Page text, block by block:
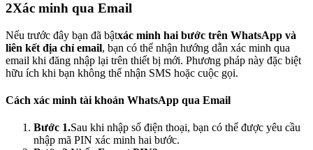
2Xác minh qua Email
Nếu trước đây bạn đã bậtxác minh hai bước trên WhatsApp và
liên kết địa chỉ email, bạn có thể nhận hướng dẫn xác minh qua
email khi đăng nhập lại trên thiết bị mới. Phương pháp này đặc biệt
hữu ích khi bạn không thể nhận SMS hoặc cuộc gọi.
Cách xác minh tài khoản WhatsApp qua Email
Bước 1.Sau khi nhập số điện thoại, bạn có thể được yêu cầu
nhập mã PIN xác minh hai bước.